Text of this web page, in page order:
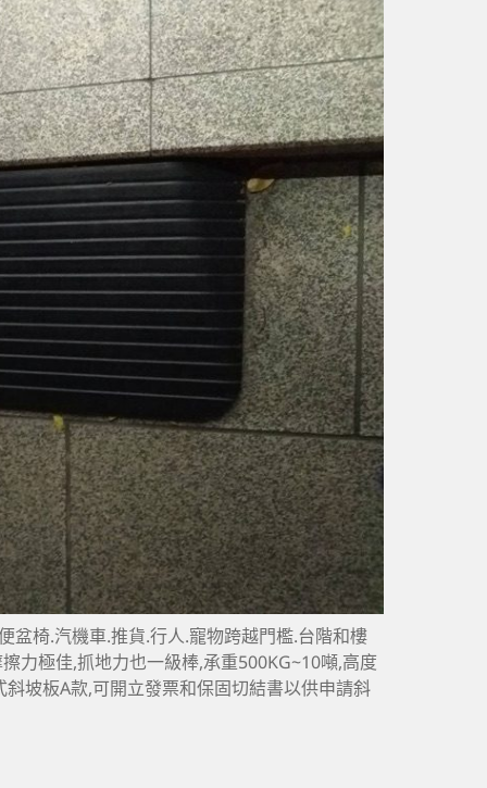
盆椅.汽機車.推貨.行人.寵物跨越門檻.台階和樓
力極佳,抓地力也一級棒,承重500KG~10噸,高度
坡板A款,可開立發票和保固切結書以供申請斜